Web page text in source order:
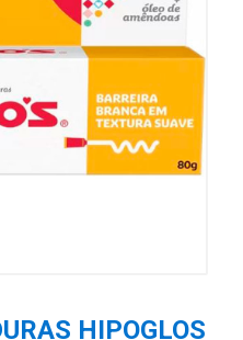
HIPOGLOS